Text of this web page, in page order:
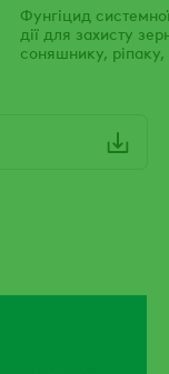
Фунгіцид
дії для захисту
соняшнику,
овочів від грибних